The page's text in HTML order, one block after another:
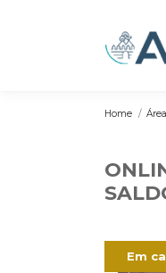
Home
Em